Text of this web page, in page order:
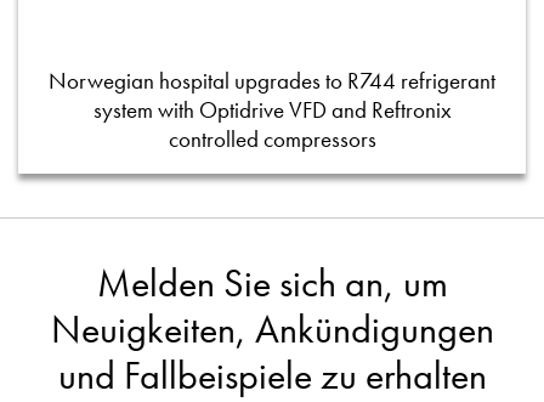
Norwegian hospital upgrades to R744 refrigerant
system with Optidrive VFD and Reftronix
controlled compressors
Melden Sie sich an, um
Neuigkeiten, Ankündigungen
und Fallbeispiele zu erhalten